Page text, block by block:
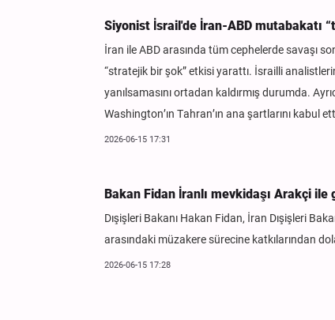
Siyonist İsrail'de İran-ABD mutabakatı
İran ile ABD arasında tüm cephelerde savaşı
“stratejik bir şok” etkisi yarattı. İsrailli
yanılsamasını ortadan kaldırmış durumda.
Washington’ın Tahran’ın ana şartlarını kabul
2026-06-15 17:31
Bakan Fidan İranlı mevkidaşı Arakçi ile
Dışişleri Bakanı Hakan Fidan, İran Dışişleri
arasındaki müzakere sürecine katkılarından
2026-06-15 17:28